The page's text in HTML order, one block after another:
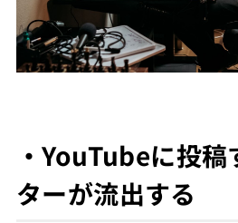
・YouTubeに投稿
ターが流出する